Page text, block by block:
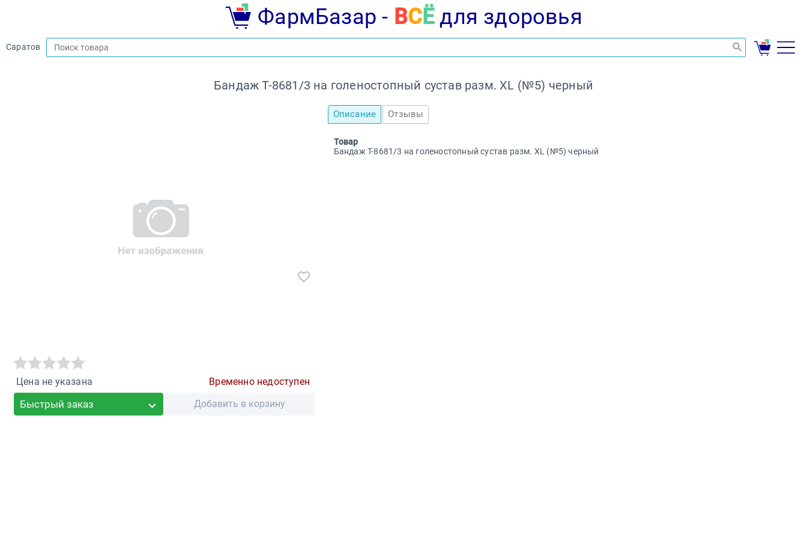
ФармБазар - ВСЁдля здоровья
Саратов
Бандаж Т-8681/3 на голеностопный сустав разм. XL (№5) черный
Цена не указана Временно недоступен
Быстрый заказ Добавить в корзину
Описание Отзывы
Товар
Бандаж Т-8681/3 на голеностопный сустав разм. XL (№5) черный